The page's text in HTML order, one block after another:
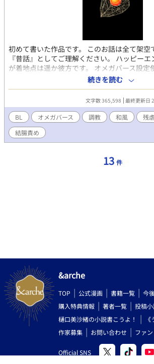
初めて書いた作品です。 このお話は全て架空
『昔話』としてご理解ください。 ハッピー
が着地点は遥か彼方です。 オメガバース設定
の知識はありませんので何となく読めると思
妊薬などの便利な物が無い時代を想像して書
体制が全く整っていませんので助かる命も助
描写も性描写も予告なく入りますので苦手な
（性的描写に★マークを入れる作業中。） 何
（Ω）が、幼い日の淡い想いを叶えて行く道程
と何でもアリという方、小さな鈴虫の命がけ
て下さると幸いです。 ※絵は登場人物の紹介
続きを読む
文字数 365,598 最終更新日
BL オメガバース 調教 和風
残
結腸責め
13 件
&arche
TOP 公式漫画 書籍一覧
今
購入特典情報
著者一覧 投稿
樋口美沙緒の小説書こうよ！
作家募集
お問い合わせ ファ
Official SNS